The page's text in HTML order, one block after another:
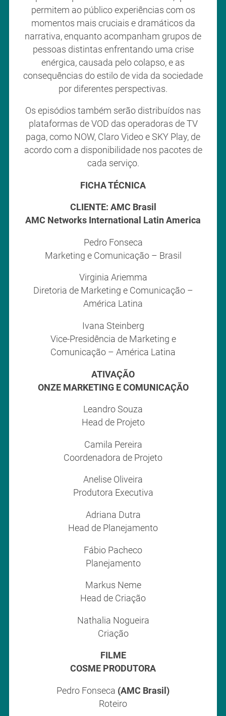
permitem ao público experiências com os
momentos mais cruciais e dramáticos da
narrativa, enquanto acompanham grupos de
pessoas distintas enfrentando uma crise
enérgica, causada pelo colapso, e as
consequências do estilo de vida da sociedade
por diferentes perspectivas.
Os episódios também serão distribuídos nas
plataformas de VOD das operadoras de TV
paga, como NOW, Claro Video e SKY Play, de
acordo com a disponibilidade nos pacotes de
cada serviço.
FICHA TÉCNICA
CLIENTE: AMC Brasil
AMC Networks International Latin America
Pedro Fonseca
Marketing e Comunicação – Brasil
Virginia Ariemma
Diretoria de Marketing e Comunicação –
América Latina
Ivana Steinberg
Vice-Presidência de Marketing e
Comunicação – América Latina
ATIVAÇÃO
ONZE MARKETING E COMUNICAÇÃO
Leandro Souza
Head de Projeto
Camila Pereira
Coordenadora de Projeto
Anelise Oliveira
Produtora Executiva
Adriana Dutra
Head de Planejamento
Fábio Pacheco
Planejamento
Markus Neme
Head de Criação
Nathalia Nogueira
Criação
FILME
COSME PRODUTORA
Pedro Fonseca (AMC Brasil)
Roteiro